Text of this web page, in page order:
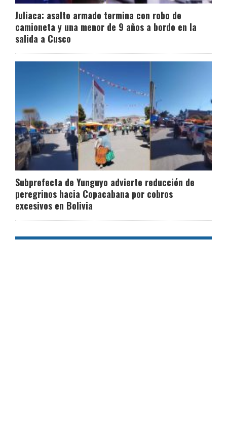
Juliaca: asalto armado termina con robo de
camioneta y una menor de 9 años a bordo en la
salida a Cusco
Subprefecta de Yunguyo advierte reducción de
peregrinos hacia Copacabana por cobros
excesivos en Bolivia